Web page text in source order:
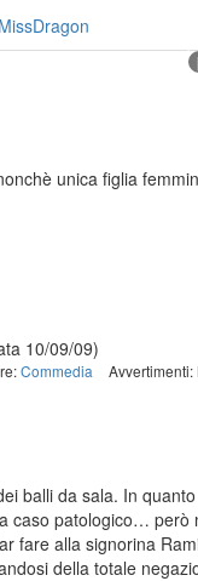
unica figlia
10/09/09)
Commedia
Avvertimenti:
balli da sala. In
caso patologico… però
fare alla signorina
della totale